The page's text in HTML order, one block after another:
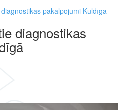
pakalpojumi Kuldīgā
diagnostikas